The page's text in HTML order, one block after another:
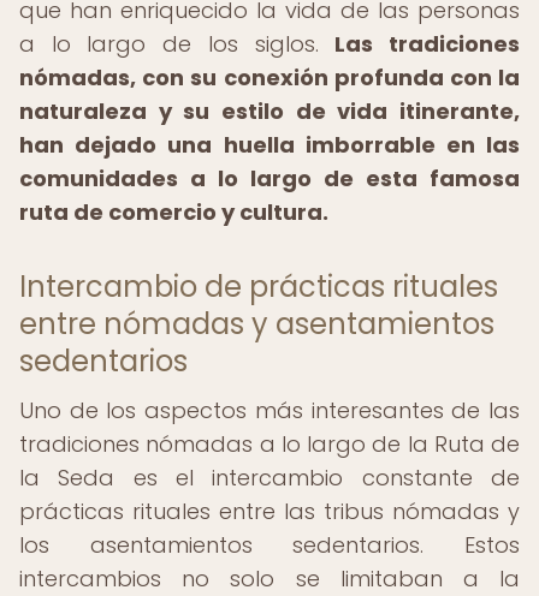
que han enriquecido la vida de las personas
a lo largo de los siglos. Las tradiciones
nómadas, con su conexión profunda con la
naturaleza y su estilo de vida itinerante,
han dejado una huella imborrable en las
comunidades a lo largo de esta famosa
ruta de comercio y cultura.
Intercambio de prácticas rituales
entre nómadas y asentamientos
sedentarios
Uno de los aspectos más interesantes de las
tradiciones nómadas a lo largo de la Ruta de
la Seda es el intercambio constante de
prácticas rituales entre las tribus nómadas y
los asentamientos sedentarios. Estos
intercambios no solo se limitaban a la